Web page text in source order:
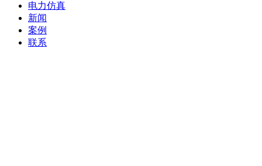
电力仿真
新闻
案例
联系